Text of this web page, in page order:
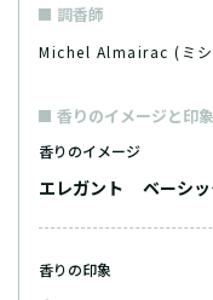
調香師
Michel Almairac (ミシ
香りのイメージと印象
香りのイメージ
エレガント ベーシ
香りの印象